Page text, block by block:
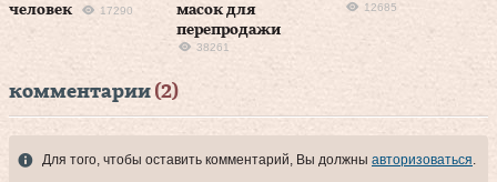
человек
17290
масок для
перепродажи
38261
12685
комментарии (2)
Для того, чтобы оставить комментарий, Вы должны авторизоваться.